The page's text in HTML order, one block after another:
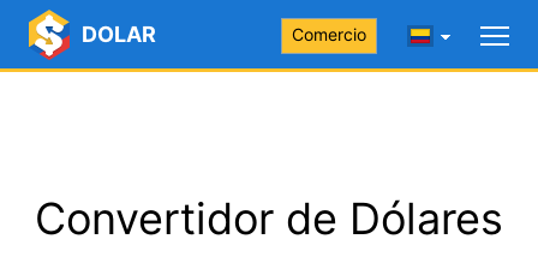
DOLAR Comercio
Convertidor de Dólares